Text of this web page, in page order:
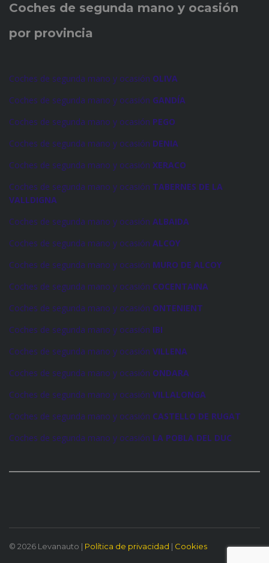
Coches de segunda mano y ocasión
por provincia
Coches de segunda mano y ocasión OLIVA
Coches de segunda mano y ocasión GANDÍA
Coches de segunda mano y ocasión PEGO
Coches de segunda mano y ocasión DENIA
Coches de segunda mano y ocasión XERACO
Coches de segunda mano y ocasión TABERNES DE LA
VALLDIGNA
Coches de segunda mano y ocasión ALBAIDA
Coches de segunda mano y ocasión ALCOY
Coches de segunda mano y ocasión MURO DE ALCOY
Coches de segunda mano y ocasión COCENTAINA
Coches de segunda mano y ocasión ONTENIENT
Coches de segunda mano y ocasión IBI
Coches de segunda mano y ocasión VILLENA
Coches de segunda mano y ocasión ONDARA
Coches de segunda mano y ocasión VILLALONGA
Coches de segunda mano y ocasión CASTELLO DE RUGAT
Coches de segunda mano y ocasión LA POBLA DEL DUC
© 2026 Levanauto | Política de privacidad | Cookies